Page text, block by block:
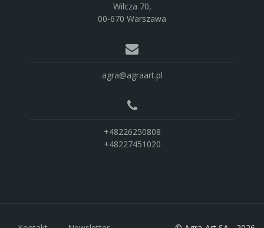
Wilcza 70,
00-670 Warszawa
agra@agraart.pl
+48226250808
+48227451020